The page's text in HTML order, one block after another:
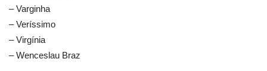
– Varginha
– Veríssimo
– Virgínia
– Wenceslau Braz